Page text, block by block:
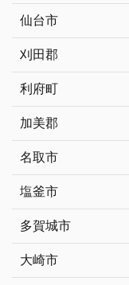
仙台市
刈田郡
利府町
加美郡
名取市
塩釜市
多賀城市
大崎市